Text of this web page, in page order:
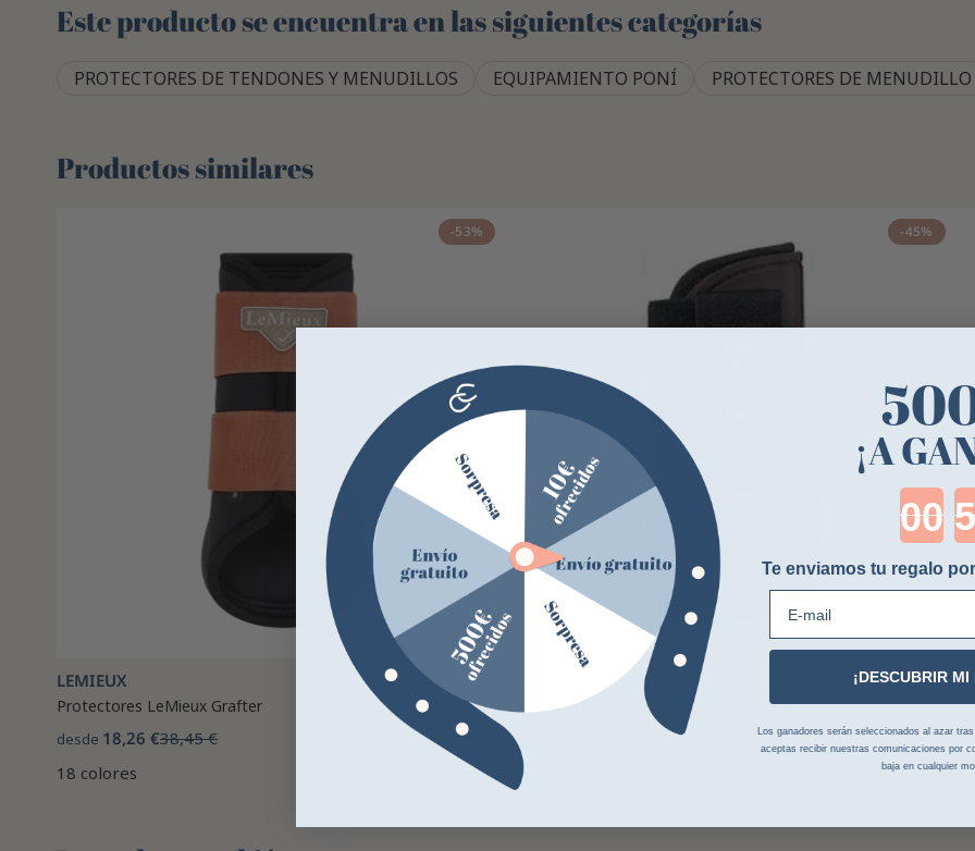
Este producto se encuentra en las siguientes categorías
PROTECTORES DE TENDONES Y MENUDILLOS EQUIPAMIENTO PONÍ PROTECTORES DE MENUDILLO
Productos similares
-53%
LEMIEUX
Protectores LeMieux Grafter
desde 18,26 €38,45 €
18 colores
-45%
Protector tendones First T de T
desde
9 colores
8
¡A
Te enviamos tu regalo
¡DESCUBRIR
Los ganadores serán seleccionados al azar
aceptas recibir nuestras comunicaciones por
baja en cualquier